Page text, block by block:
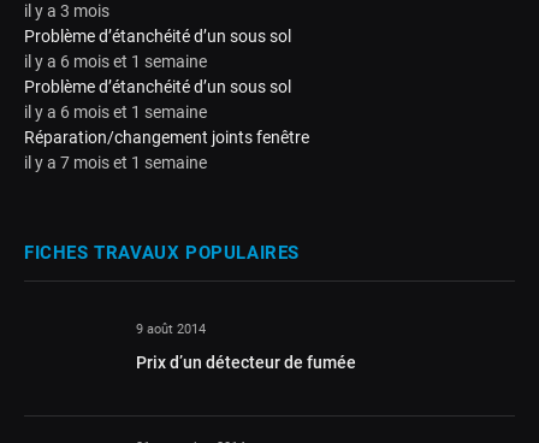
il y a 3 mois
Problème d’étanchéité d’un sous sol
il y a 6 mois et 1 semaine
Problème d’étanchéité d’un sous sol
il y a 6 mois et 1 semaine
Réparation/changement joints fenêtre
il y a 7 mois et 1 semaine
FICHES TRAVAUX POPULAIRES
9 août 2014
Prix d’un détecteur de fumée